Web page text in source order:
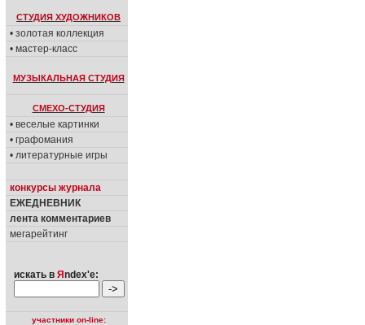
СТУДИЯ ХУДОЖНИКОВ
• золотая коллекция
• мастер-класс
МУЗЫКАЛЬНАЯ СТУДИЯ
СМЕХО-СТУДИЯ
• веселые картинки
• графомания
• литературные игры
конкурсы журнала
ЕЖЕДНЕВНИК
лента комментариев
мегарейтинг
искать в Я ndex'е:
участники on-line: